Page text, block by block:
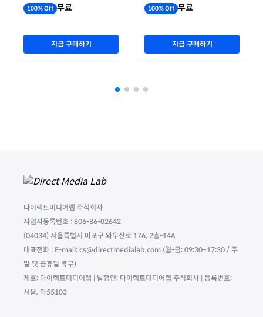
100% Off 무료
지금 구매하기
100% Off 무료
지금 구매하기
다이렉트미디어랩 주식회사
사업자등록번호 : 806-86-02642
(04034) 서울특별시 마포구 와우산로 176, 2층-14A
대표전화 : E-mail: cs@directmedialab.com (월-금: 09:30~17:30 / 주
말 및 공휴일 휴무)
제호: 다이렉트미디어랩 | 발행인: 다이렉트미디어랩 주식회사 | 등록번호:
서울, 아55103